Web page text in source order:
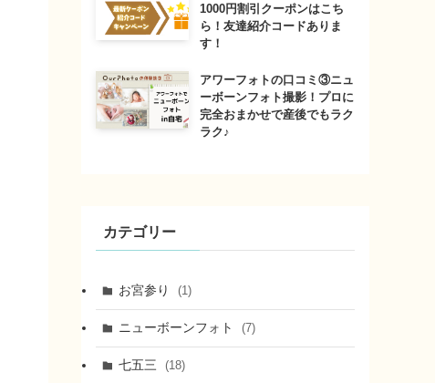
1000円割引クーポンはこち
ら！友達紹介コードありま
す！
アワーフォトの口コミ③ニュ
ーボーンフォト撮影！プロに
完全おまかせで産後でもラク
ラク♪
カテゴリー
お宮参り (1)
ニューボーンフォト (7)
七五三 (18)